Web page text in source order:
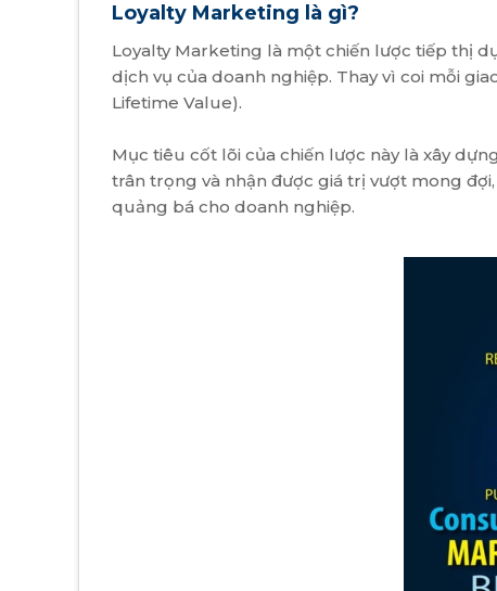
Loyalty Marketing là gì?
Loyalty Marketing là một chiến lược tiếp thị
dịch vụ của doanh nghiệp. Thay vì coi mỗi
Lifetime Value).
Mục tiêu cốt lõi của chiến lược này là xây
trân trọng và nhận được giá trị vượt mong
quảng bá cho doanh nghiệp.